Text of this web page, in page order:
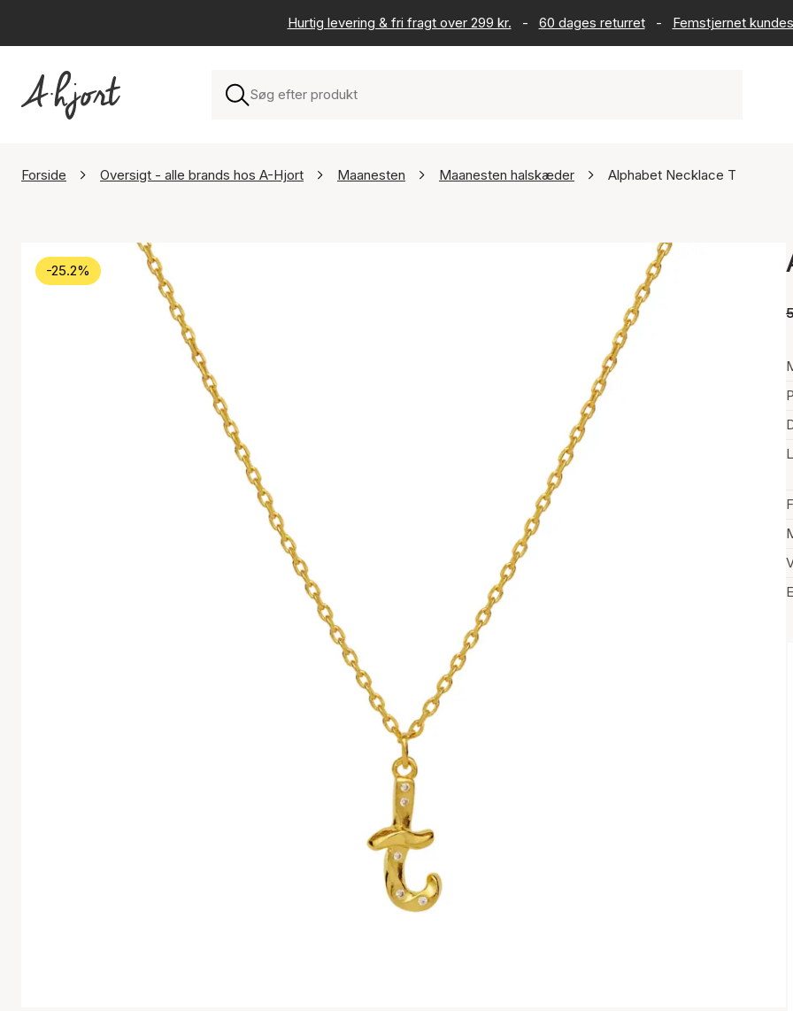
Hurtig levering & fri fragt over 299 kr. - 60 dages returret - Femstjernet
Forside Oversigt - alle brands hos A-Hjort Maanesten Maanesten halskæder Alphabet Necklace T
-25.2%